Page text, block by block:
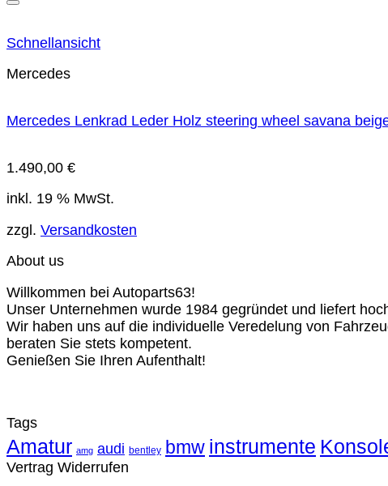
Schnellansicht
Mercedes
Mercedes Lenkrad Leder Holz steering wheel savana
1.490,00 €
inkl. 19 % MwSt.
zzgl. Versandkosten
About us
Willkommen bei Autoparts63!
Unser Unternehmen wurde 1984 gegründet und liefert
Wir haben uns auf die individuelle Veredelung von
beraten Sie stets kompetent.
Genießen Sie Ihren Aufenthalt!
Tags
Amatur amg audi bentley bmw instrumente
Vertrag Widerrufen